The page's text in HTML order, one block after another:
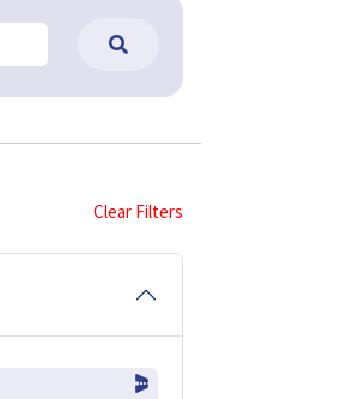
Clear Filters